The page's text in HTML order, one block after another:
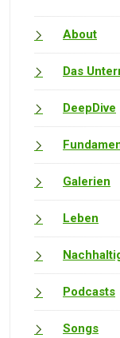
About
Das
DeepDive
Galerien
Leben
Podcasts
Songs